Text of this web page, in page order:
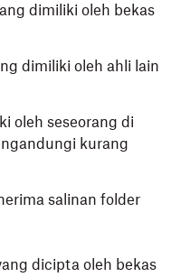
dimiliki oleh bekas
dimiliki oleh ahli lain
oleh seseorang di
kurang
salinan folder
dicipta oleh bekas